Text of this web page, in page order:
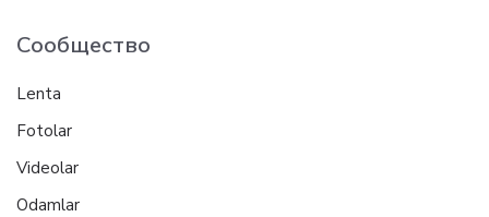
Сообщество
Lenta
Fotolar
Videolar
Odamlar